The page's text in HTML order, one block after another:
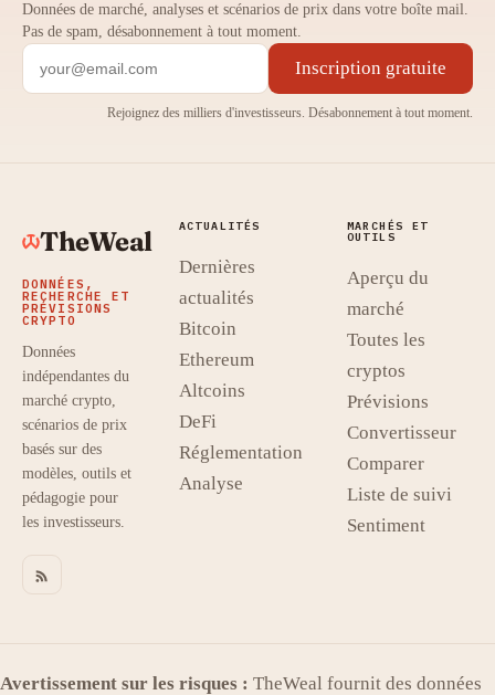
Données de marché, analyses et scénarios de prix dans votre boîte mail.
Pas de spam, désabonnement à tout moment.
Inscription gratuite
Rejoignez des milliers d'investisseurs. Désabonnement à tout moment.
TheWeal
DONNÉES,
RECHERCHE ET
PRÉVISIONS
CRYPTO
Données
indépendantes du
marché crypto,
scénarios de prix
basés sur des
modèles, outils et
pédagogie pour
les investisseurs.
ACTUALITÉS
Dernières
actualités
Bitcoin
Ethereum
Altcoins
DeFi
Réglementation
Analyse
MARCHÉS ET
OUTILS
Aperçu du
marché
Toutes les
cryptos
Prévisions
Convertisseur
Comparer
Liste de suivi
Sentiment
Avertissement sur les risques : TheWeal fournit des données